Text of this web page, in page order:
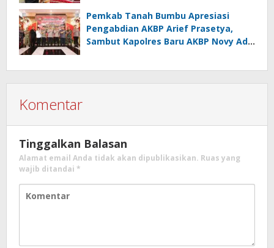
Pemkab Tanah Bumbu Apresiasi
Pengabdian AKBP Arief Prasetya,
Sambut Kapolres Baru AKBP Novy Adi
Komentar
Tinggalkan Balasan
Alamat email Anda tidak akan dipublikasikan. Ruas yang
wajib ditandai *